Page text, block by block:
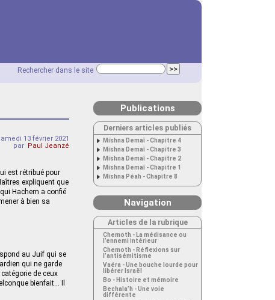
Rechercher dans le site
13 février 2021
par Paul Jeanzé
est rétribué pour
expliquent que
Hachem a confié
à bien sa
au Juif qui se
qui ne garde
de ceux
bienfait… Il
Publications
Derniers articles publiés
Mishna Demaï - Chapitre 4
Mishna Demaï - Chapitre 3
Mishna Demaï - Chapitre 2
Mishna Demaï - Chapitre 1
Mishna Péah - Chapitre 8
Navigation
Articles de la rubrique
Chemoth - La médisance ou
l’ennemi intérieur
Chemoth - Réflexions sur
l’antisémitisme
Vaéra - Une bouche lourde pour
libérer Israël
Bo - Histoire et mémoire
Bechala’h - Une voie
différente